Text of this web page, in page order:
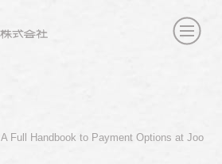
A Full Handbook to Payment Options at Joo